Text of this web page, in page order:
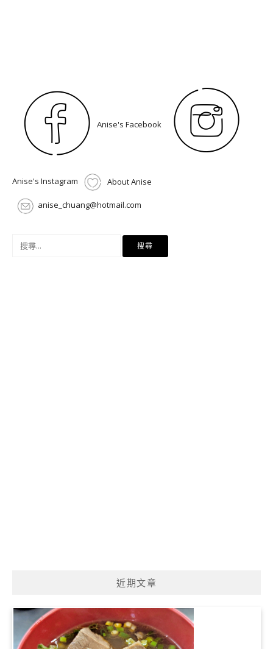
Anise's Facebook
Anise's Instagram About Anise
anise_chuang@hotmail.com
近期文章